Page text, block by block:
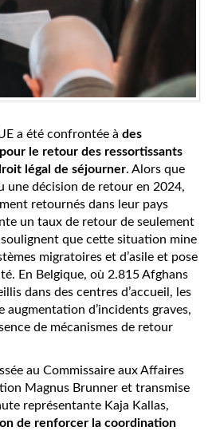
a été confrontée à des
le retour des ressortissants
légal de séjourner. Alors que
une décision de retour en 2024,
retournés dans leur pays
un taux de retour de seulement
soulignent que cette situation mine
migratoires et d’asile et pose
En Belgique, où 2.815 Afghans
dans des centres d’accueil, les
augmentation d’incidents graves,
de mécanismes de retour
au Commissaire aux Affaires
Magnus Brunner et transmise
représentante Kaja Kallas,
de renforcer la coordination